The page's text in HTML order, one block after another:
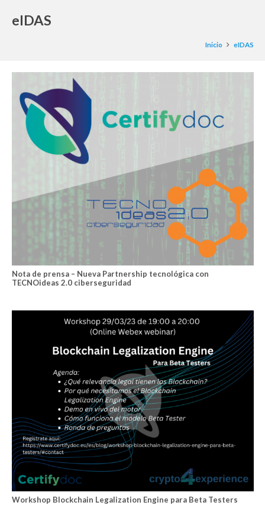
eIDAS
Inicio eIDAS
Nota de prensa – Nueva Partnership tecnológica con
TECNOideas 2.0 ciberseguridad
Workshop Blockchain Legalization Engine para Beta Testers